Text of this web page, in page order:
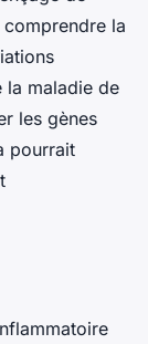
comprendre la
la maladie de
les gènes
pourrait